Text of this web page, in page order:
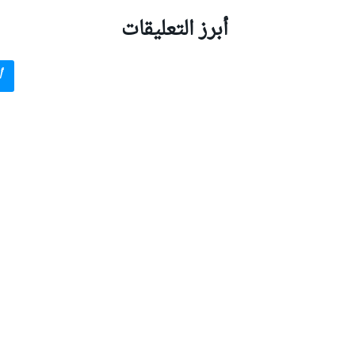
أبرز التعليقات